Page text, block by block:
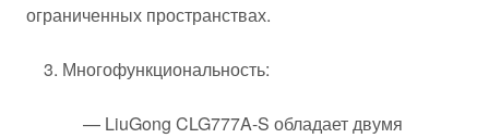
ограниченных пространствах.
3. Многофункциональность:
— LiuGong CLG777A-S обладает двумя